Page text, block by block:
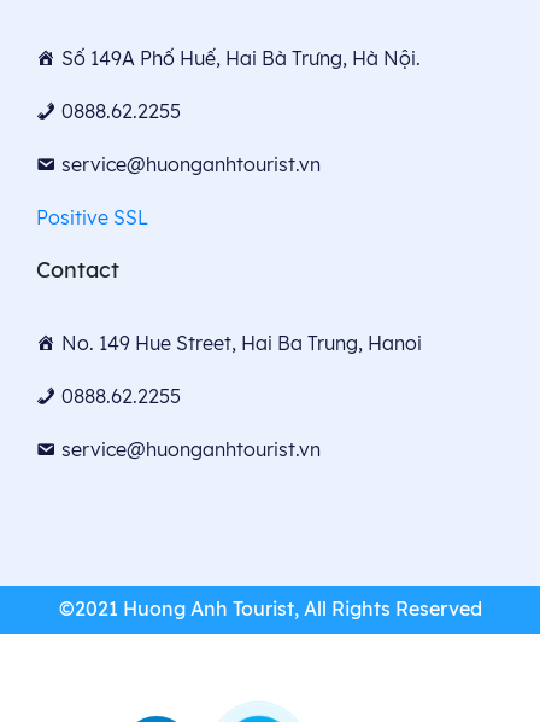
Số 149A Phố Huế, Hai Bà Trưng, Hà Nội.
0888.62.2255
service@huonganhtourist.vn
Positive SSL
Contact
No. 149 Hue Street, Hai Ba Trung, Hanoi
0888.62.2255
service@huonganhtourist.vn
©2021 Huong Anh Tourist, All Rights Reserved